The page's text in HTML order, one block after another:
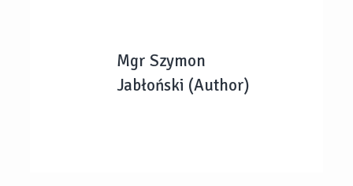
Mgr Szymon
Jabłoński (Author)